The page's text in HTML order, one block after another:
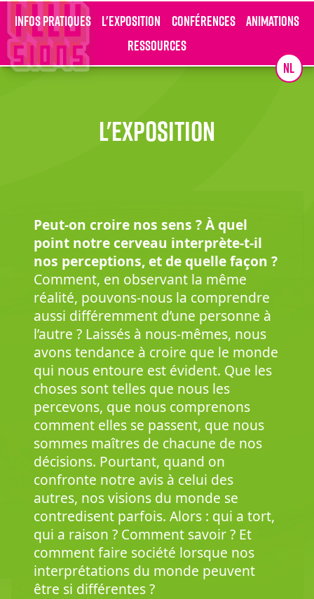
Infos pratiques L'exposition Conférences Animations
Ressources
NL
L'exposition
Peut-on croire nos sens ? À quel
point notre cerveau interprète-t-il
nos perceptions, et de quelle façon ?
Comment, en observant la même
réalité, pouvons-nous la comprendre
aussi différemment d’une personne à
l’autre ? Laissés à nous-mêmes, nous
avons tendance à croire que le monde
qui nous entoure est évident. Que les
choses sont telles que nous les
percevons, que nous comprenons
comment elles se passent, que nous
sommes maîtres de chacune de nos
décisions. Pourtant, quand on
confronte notre avis à celui des
autres, nos visions du monde se
contredisent parfois. Alors : qui a tort,
qui a raison ? Comment savoir ? Et
comment faire société lorsque nos
interprétations du monde peuvent
être si différentes ?